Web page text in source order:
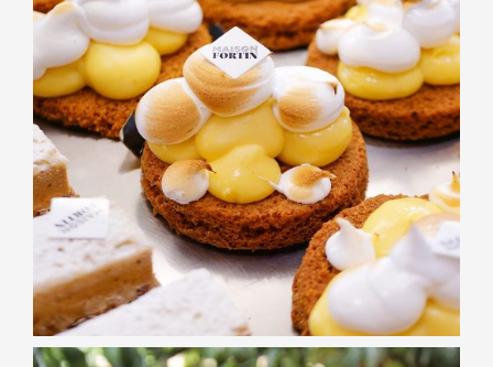
PÂTISSERIES
Tarte au citron